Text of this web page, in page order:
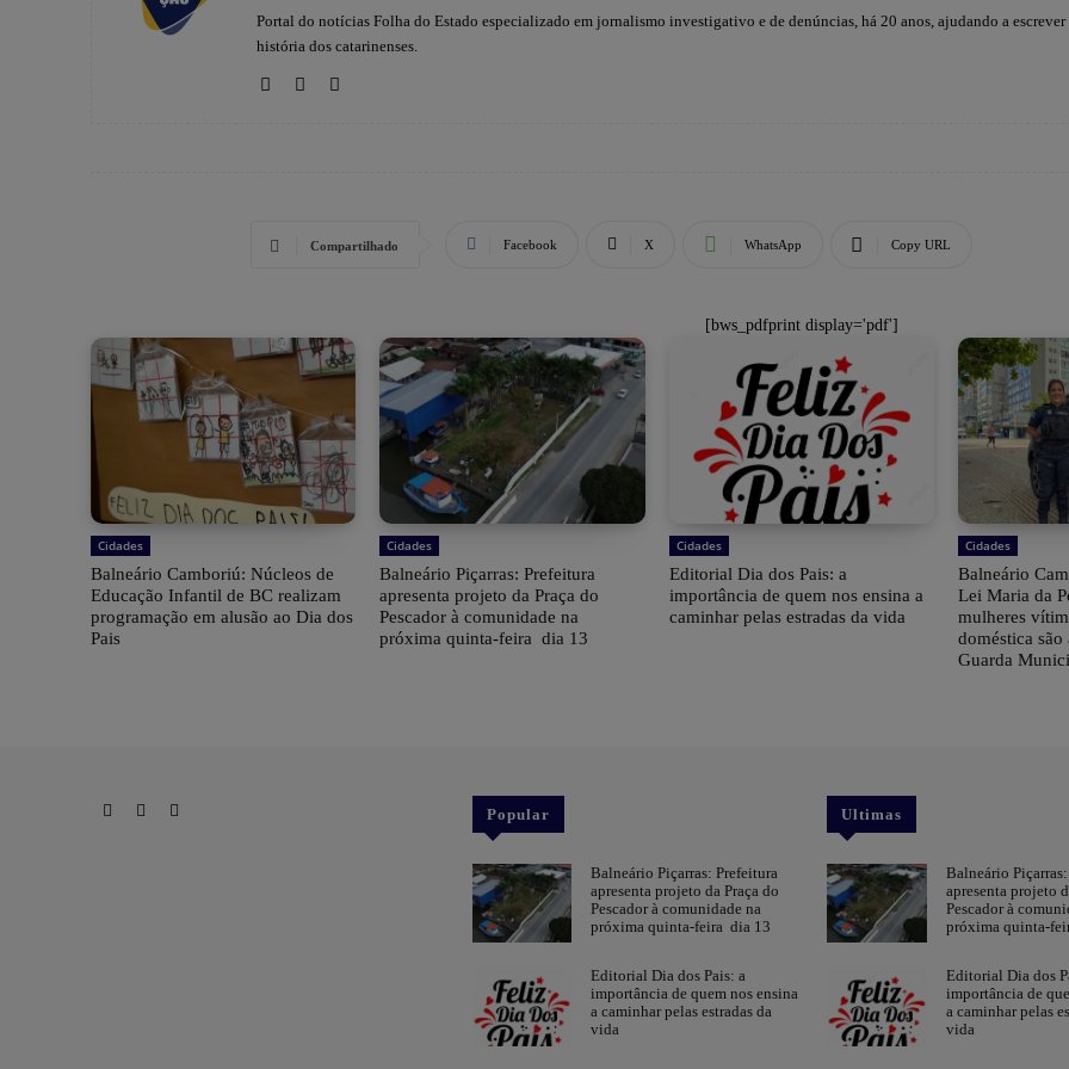
Portal do notícias Folha do Estado especializado em jornalismo investigativo e de denúncias, há 20 anos, ajudando a escrever
história dos catarinenses.
Compartilhado Facebook X WhatsApp Copy URL
[bws_pdfprint display='pdf']
Cidades
Balneário Camboriú: Núcleos de
Educação Infantil de BC realizam
programação em alusão ao Dia dos
Pais
Cidades
Balneário Piçarras: Prefeitura
apresenta projeto da Praça do
Pescador à comunidade na
próxima quinta-feira dia 13
Cidades
Editorial Dia dos Pais: a
importância de quem nos ensina a
caminhar pelas estradas da vida
Cidades
Balneário
Lei Maria da
mulheres
doméstica são
Guarda
Popular
Balneário Piçarras: Prefeitura
apresenta projeto da Praça do
Pescador à comunidade na
próxima quinta-feira dia 13
Editorial Dia dos Pais: a
importância de quem nos ensina
a caminhar pelas estradas da
vida
Ultimas
Balneário
apresenta projeto
Pescador à
próxima quinta-
Editorial Dia dos
importância de
a caminhar pelas
vida